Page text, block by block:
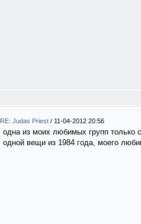
RE: Judas Priest / 11-04-2012 20:56
одна из моих любимых групп только
одной вещи из 1984 года, моего